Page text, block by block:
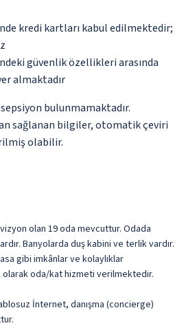
kredi kartları kabul edilmektedir;
güvenlik özellikleri arasında
almaktadır
bulunmamaktadır.
sağlanan bilgiler, otomatik çeviri
olabilir.
olan 19 oda mevcuttur. Odada
Banyolarda duş kabini ve terlik vardır.
gibi imkânlar ve kolaylıklar
olarak oda/kat hizmeti verilmektedir.
İnternet, danışma (concierge)